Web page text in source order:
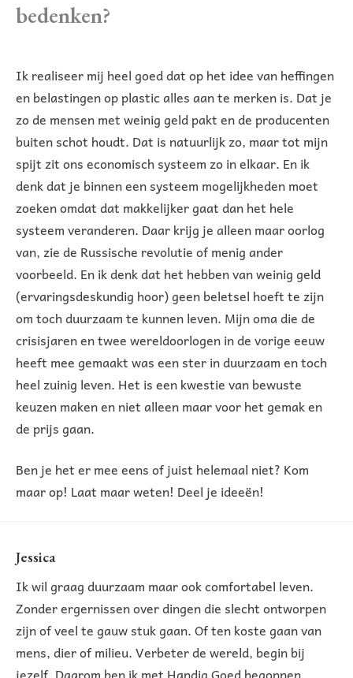
bedenken?
Ik realiseer mij heel goed dat op het idee van heffingen
en belastingen op plastic alles aan te merken is. Dat je
zo de mensen met weinig geld pakt en de producenten
buiten schot houdt. Dat is natuurlijk zo, maar tot mijn
spijt zit ons economisch systeem zo in elkaar. En ik
denk dat je binnen een systeem mogelijkheden moet
zoeken omdat dat makkelijker gaat dan het hele
systeem veranderen. Daar krijg je alleen maar oorlog
van, zie de Russische revolutie of menig ander
voorbeeld. En ik denk dat het hebben van weinig geld
(ervaringsdeskundig hoor) geen beletsel hoeft te zijn
om toch duurzaam te kunnen leven. Mijn oma die de
crisisjaren en twee wereldoorlogen in de vorige eeuw
heeft mee gemaakt was een ster in duurzaam en toch
heel zuinig leven. Het is een kwestie van bewuste
keuzen maken en niet alleen maar voor het gemak en
de prijs gaan.
Ben je het er mee eens of juist helemaal niet? Kom
maar op! Laat maar weten! Deel je ideeën!
Jessica
Ik wil graag duurzaam maar ook comfortabel leven.
Zonder ergernissen over dingen die slecht ontworpen
zijn of veel te gauw stuk gaan. Of ten koste gaan van
mens, dier of milieu. Verbeter de wereld, begin bij